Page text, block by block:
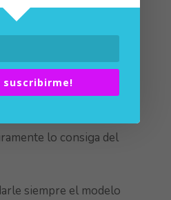
hace si no es capaz
por otro fonema, la
más fácil que una niña o
cuando ya dice la r
que tome algo más
lo consiga del
siempre el modelo
suscribirme!